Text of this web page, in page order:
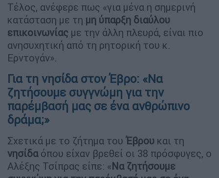
Τέλος, ανέφερε πως «για μένα η σημερινή
κατάσταση με τη μη ύπαρξη διαύλου
επικοινωνίας με την άλλη πλευρά, είναι πιο
ανησυχητική από τη ρητορική του κ.
Ερντογάν».
Για τη νησίδα στον Έβρο: «Να
ζητήσουμε συγγνώμη για την
παρέμβασή μας σε ένα ανθρώπινο
δράμα;»
Σχετικά με το ζήτημα του Έβρου και τη
νησίδαόπου είχαν βρεθεί οι 38 πρόσφυγες, ο
Αλέξης Τσίπρας είπε: «Να ζητήσουμε